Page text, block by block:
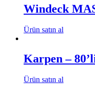
Windeck
Ürün satın al
Karpen –
Ürün satın al